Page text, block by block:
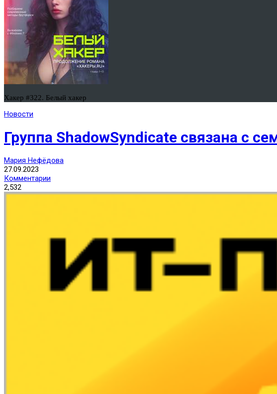
Хакер #322. Белый хакер
Новости
Группа ShadowSyndicate связана с
Мария Нефёдова
27.09.2023
Комментарии
2,532